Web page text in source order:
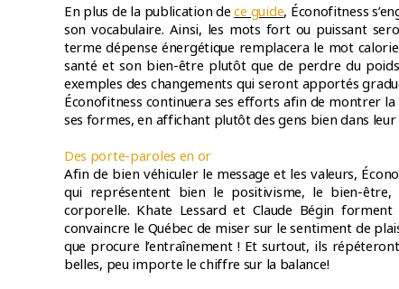
En plus de la publication dece guide, Éconofitness
son vocabulaire. Ainsi, les mots fort ou puissant
terme dépense énergétique remplacera le mot
santé et son bien-être plutôt que de perdre du
exemples des changements qui seront apportés
Éconofitness continuera ses efforts afin de montrer
ses formes, en affichant plutôt des gens bien dans leur
Des porte-paroles en or
Afin de bien véhiculer le message et les valeurs,
qui représentent bien le positivisme, le bien-être,
corporelle. Khate Lessard et Claude Bégin
convaincre le Québec de miser sur le sentiment de
que procure l’entraînement ! Et surtout, ils
belles, peu importe le chiffre sur la balance!